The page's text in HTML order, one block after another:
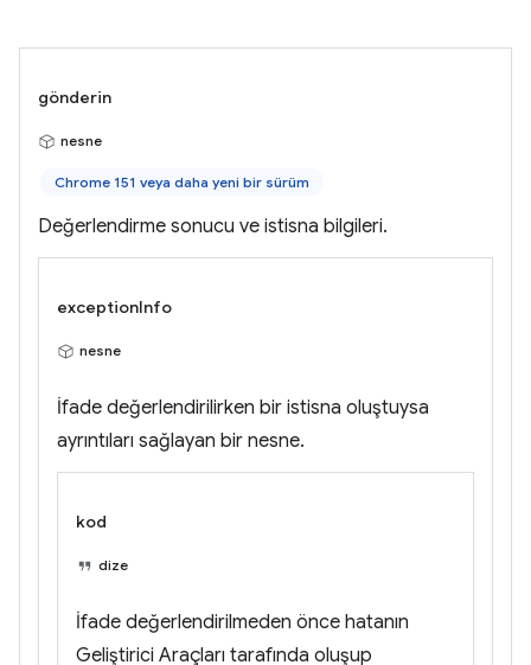
gönderin
nesne
Chrome 151 veya daha yeni bir sürüm
Değerlendirme sonucu ve istisna bilgileri.
exceptionInfo
nesne
İfade değerlendirilirken bir istisna oluştuysa
ayrıntıları sağlayan bir nesne.
kod
dize
İfade değerlendirilmeden önce hatanın
Geliştirici Araçları tarafında oluşup